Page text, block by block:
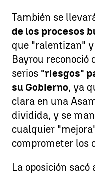
También se
de los procesos
que "ralentizan"
Bayrou reconoció
serios "riesgos"
su Gobierno, ya
clara en una
dividida, y se
cualquier
comprometer los
La oposición